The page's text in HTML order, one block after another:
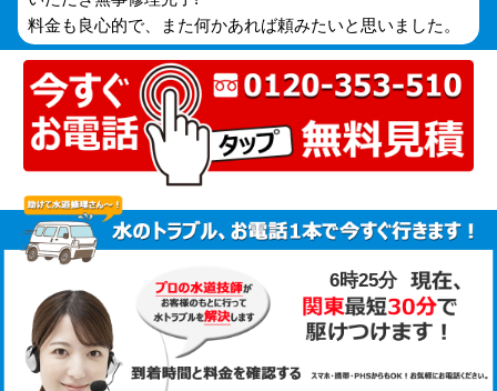
料金も良心的で、また何かあれば頼みたいと思いました。
6時25分